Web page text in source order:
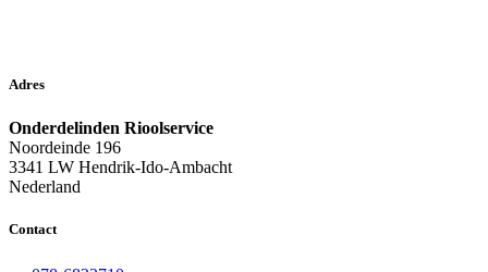
Adres
Onderdelinden Rioolservice
Noordeinde 196
3341 LW Hendrik-Ido-Ambacht
Nederland
Contact